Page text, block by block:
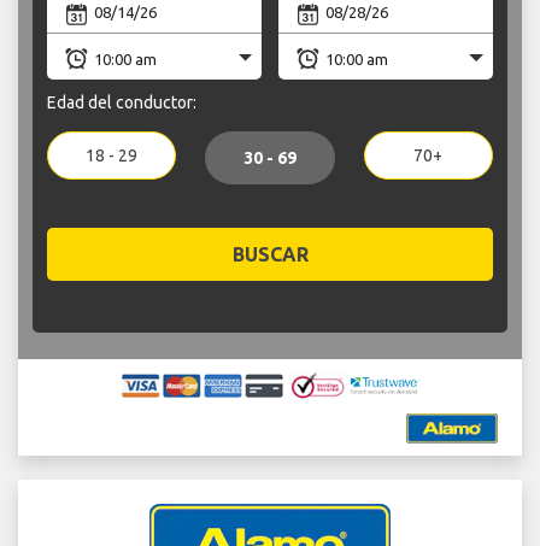
Edad del conductor:
18 - 29 30 - 69 70+
BUSCAR